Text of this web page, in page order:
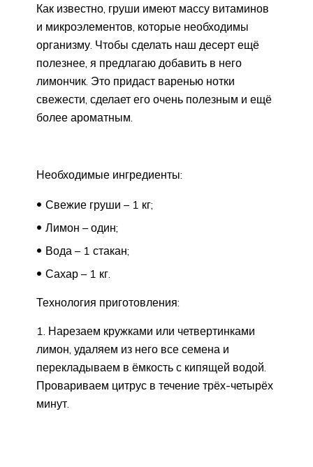
Как известно, груши имеют массу витаминов
и микроэлементов, которые необходимы
организму. Чтобы сделать наш десерт ещё
полезнее, я предлагаю добавить в него
лимончик. Это придаст варенью нотки
свежести, сделает его очень полезным и ещё
более ароматным.
Необходимые ингредиенты:
Свежие груши – 1 кг;
Лимон – один;
Вода – 1 стакан;
Сахар – 1 кг.
Технология приготовления:
1. Нарезаем кружками или четвертинками
лимон, удаляем из него все семена и
перекладываем в ёмкость с кипящей водой.
Провариваем цитрус в течение трёх-четырёх
минут.